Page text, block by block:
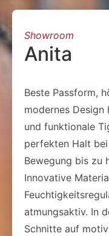
Showroom
Anita
Beste Passform,
modernes
und funktionale
perfekten Halt
Bewegung bis zu
Innovative
atmungsaktiv. In
Schnitte auf